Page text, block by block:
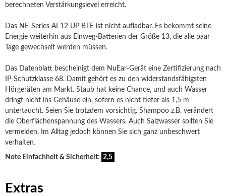
berechneten Verstärkungslevel erreicht.
Das NE-Series AI 12 UP BTE ist nicht aufladbar. Es bekommt seine
Energie weiterhin aus Einweg-Batterien der Größe 13, die alle paar
Tage gewechselt werden müssen.
Das Datenblatt bescheinigt dem NuEar-Gerät eine Zertifizierung nach
IP-Schutzklasse 68. Damit gehört es zu den widerstandsfähigsten
Hörgeräten am Markt. Staub hat keine Chance, und auch Wasser
dringt nicht ins Gehäuse ein, sofern es nicht tiefer als 1,5 m
untertaucht. Seien Sie trotzdem vorsichtig. Shampoo z.B. verändert
die Oberflächenspannung des Wassers. Auch Salzwasser sollten Sie
vermeiden. Im Alltag jedoch können Sie sich ganz unbeschwert
verhalten.
Note Einfachheit & Sicherheit: 2,5
Extras